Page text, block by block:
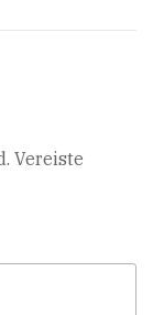
Vereiste